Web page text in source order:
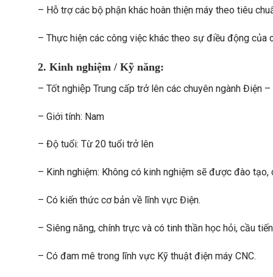
– Hỗ trợ các bộ phận khác hoàn thiện máy theo tiêu
– Thực hiện các công việc khác theo sự điều động của
2. Kinh nghiệm / Kỹ năng:
– Tốt nghiệp Trung cấp trở lên các chuyên ngành Điện
– Giới tính: Nam
– Độ tuổi: Từ 20 tuổi trở lên
– Kinh nghiệm: Không có kinh nghiệm sẽ được đào tạo,
– Có kiến thức cơ bản về lĩnh vực Điện.
– Siêng năng, chính trực và có tinh thần học hỏi, cầu
– Có đam mê trong lĩnh vực Kỹ thuật điện máy CNC.